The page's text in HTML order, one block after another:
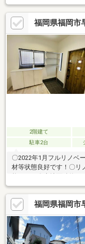
福岡県福岡市
2階建て
駐車2台
〇2022年1月フルリノベ
材等状態良好です！〇リ
ファミリーにおすすめの
の方、お好みのハウスメ
の物件です！〇地下鉄七
博多への通勤に便利です
ス停徒歩約8分のため、
です！〇マックスバリュ
大前店徒歩約5分と日常
福岡県福岡市